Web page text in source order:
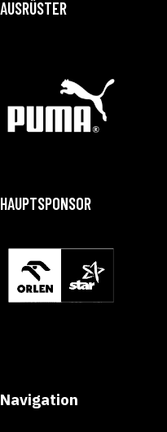
AUSRÜSTER
HAUPTSPONSOR
Navigation